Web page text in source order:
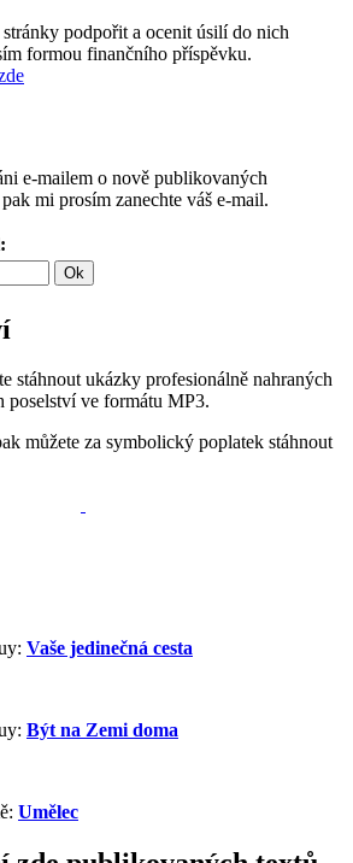
podpořit a ocenit úsilí do nich
formou finančního příspěvku.
e-mailem o nově publikovaných
mi prosím zanechte váš e-mail.
stáhnout ukázky profesionálně nahraných
poselství ve formátu MP3.
můžete za symbolický poplatek stáhnout
Vaše jedinečná cesta
Být na Zemi doma
Umělec